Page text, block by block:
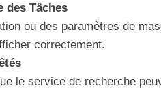
des Tâches
ou des paramètres de
correctement.
le service de recherche